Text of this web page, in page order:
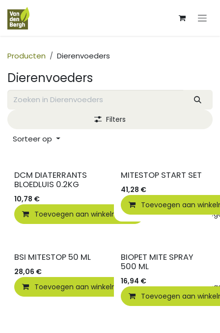
Overslaan naar inhoud
Producten Dierenvoeders
Dierenvoeders
Sorteer op
Filters
DCM DIATERRANTS
BLOEDLUIS 0.2KG
10,78 €
Toevoegen aan winkelmandje
MITESTOP START SET
41,28 €
Toevoegen aan
BSI MITESTOP 50 ML
28,06 €
Toevoegen aan winkelmandje
BIOPET MITE SPRAY
500 ML
16,94 €
Toevoegen aan